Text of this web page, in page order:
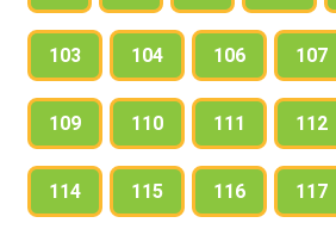
103 104 106 107
109 110 111 112
114 115 116 117